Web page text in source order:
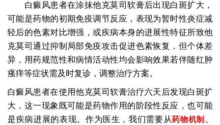
白癜风患者在涂抹他克莫司软膏后出现白斑扩大，
可能是药物的初期免疫调节反应，表现为暂时性炎症减
轻后的色素对比增强，或疾病本身的进展性特征所致他
克莫司通过抑制局部免疫攻击促进色素恢复，但个体差
异，用药规范性和病情活动性均会影响效果若伴随红肿
瘙痒等症状需及时复诊，调整治疗方案。
白癜风患者在使用他克莫司软膏治疗六天后发现白斑扩
大，这一现象既可能是药物作用的阶段性反应，也可能
是疾病进展的表现。作为医生，我们需要从药物机制、